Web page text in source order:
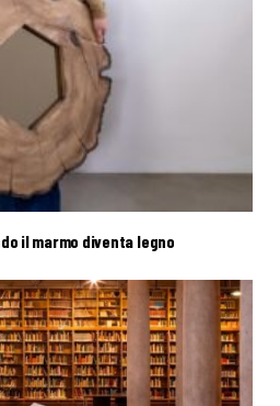
il marmo diventa legno